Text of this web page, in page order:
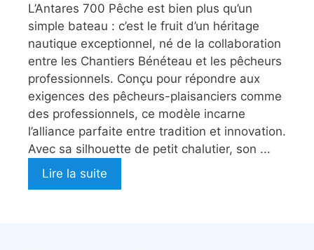
L’Antares 700 Pêche est bien plus qu’un
simple bateau : c’est le fruit d’un héritage
nautique exceptionnel, né de la collaboration
entre les Chantiers Bénéteau et les pêcheurs
professionnels. Conçu pour répondre aux
exigences des pêcheurs-plaisanciers comme
des professionnels, ce modèle incarne
l’alliance parfaite entre tradition et innovation.
Avec sa silhouette de petit chalutier, son ...
Lire la suite